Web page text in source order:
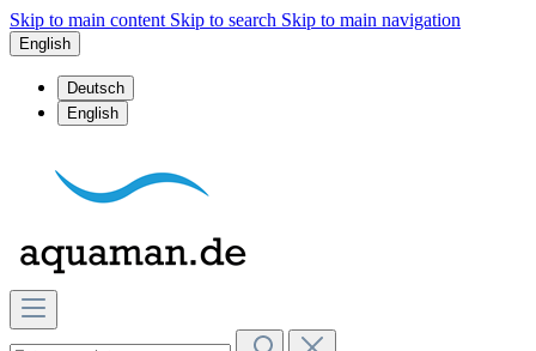
Skip to main content Skip to search Skip to main navigation
English
Deutsch
English